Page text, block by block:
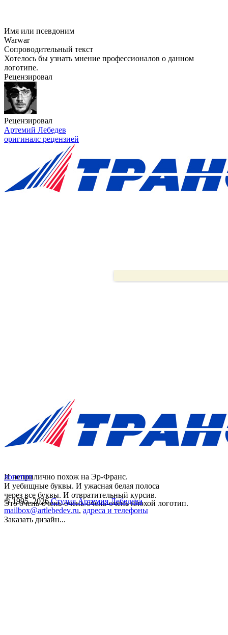
Имя или псевдоним
Warwar
Сопроводительный текст
Хотелось бы узнать мнение профессионалов о данном
логотипе.
Рецензировал
Рецензировал
Артемий Лебедев
оригиналс рецензией
И неприлично похож на Эр-Франс.
И уебищные буквы. И ужасная белая полоса
через все буквы. И отвратительный курсив.
Это очень-очень-очень-очень-очень плохой логотип.
логотип
© 1995–2026 Студия Артемия Лебедева
mailbox@artlebedev.ru, адреса и телефоны
Заказать дизайн...